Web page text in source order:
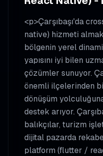
<p>Çarşıbaşı'da
native) hizmeti
bölgenin yerel
yapısını iyi bilen
çözümler sunuyor.
önemli ilçelerinden
dönüşüm
destek arıyor.
balıkçılar, turizm
dijital pazarda
platform (flutter /